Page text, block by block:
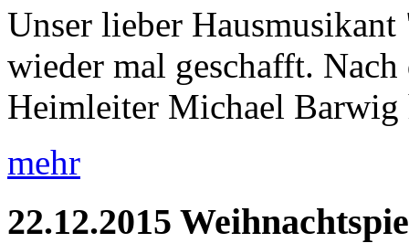
Unser lieber
wieder mal geschafft.
Heimleiter Michael Barwig
mehr
22.12.2015